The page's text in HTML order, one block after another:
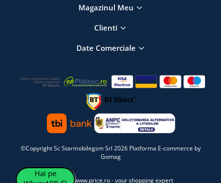
Magazinul Meu
Clienti
Date Comerciale
©Copyright Sc Starmobilegsm Srl 2026 Platforma E-commerce by
Gomag
Hai pe